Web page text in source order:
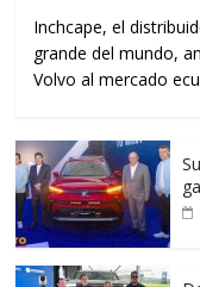
Inchcape, el
grande del mundo,
Volvo al mercado